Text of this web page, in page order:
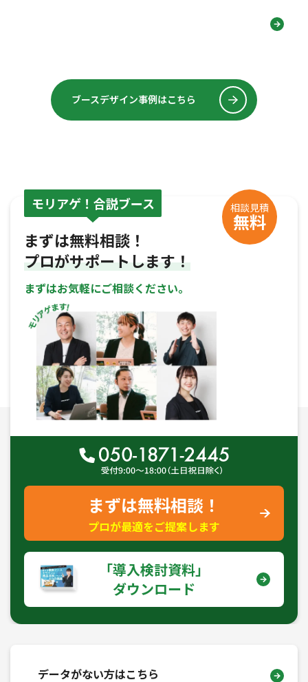
ブースデザイン事例はこちら
モリアゲ！合説ブース 相談見積
無料
まずは無料相談！
プロがサポートします！
まずはお気軽にご相談ください。
まずは無料相談！
プロが最適をご提案します
｢導入検討資料｣
ダウンロード
データがない方はこちら